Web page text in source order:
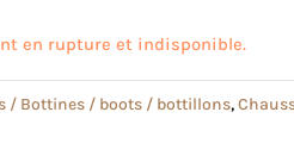
en rupture et indisponible.
/ Bottines / boots / bottillons,